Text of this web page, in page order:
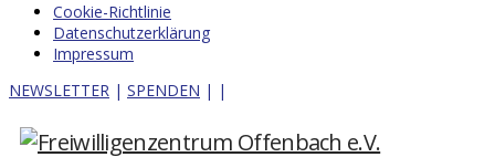
Cookie-Richtlinie
Datenschutzerklärung
Impressum
NEWSLETTER | SPENDEN | |